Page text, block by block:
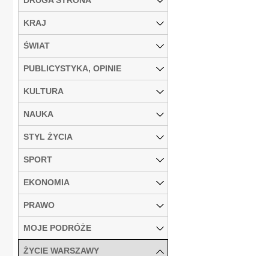
KRAJ
ŚWIAT
PUBLICYSTYKA, OPINIE
KULTURA
NAUKA
STYL ŻYCIA
SPORT
EKONOMIA
PRAWO
MOJE PODRÓŻE
ŻYCIE WARSZAWY